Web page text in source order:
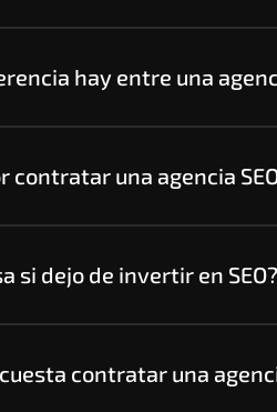
hay entre una
SEO se enfoca
contratar una agencia
los recursos de la
si dejo de invertir en SEO?
obtenidos pueden
contratar una
de factores como la